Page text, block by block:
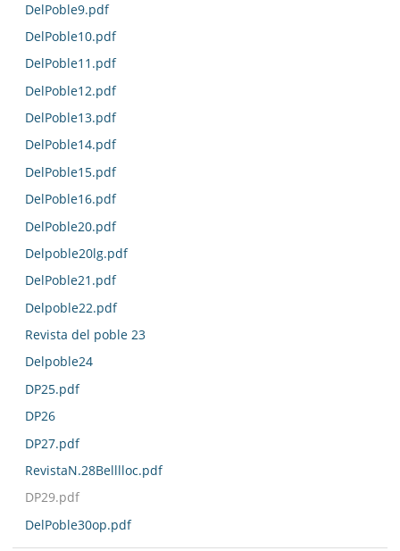
DelPoble9.pdf
DelPoble10.pdf
DelPoble11.pdf
DelPoble12.pdf
DelPoble13.pdf
DelPoble14.pdf
DelPoble15.pdf
DelPoble16.pdf
DelPoble20.pdf
Delpoble20lg.pdf
DelPoble21.pdf
Delpoble22.pdf
Revista del poble 23
Delpoble24
DP25.pdf
DP26
DP27.pdf
RevistaN.28Belllloc.pdf
DP29.pdf
DelPoble30op.pdf